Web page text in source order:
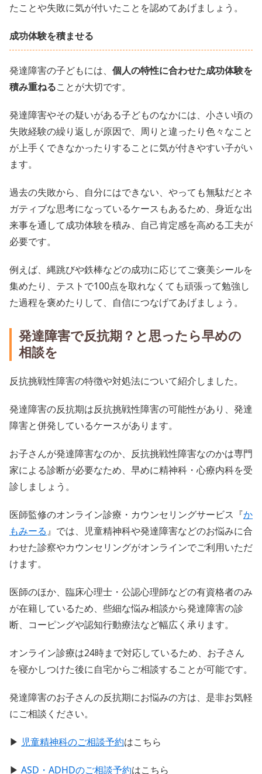
たことや失敗に気が付いたことを認めてあげましょう。
成功体験を積ませる
発達障害の子どもには、 個人の特性に合わせた成功体験を
積み重ねることが大切です。
発達障害やその疑いがある子どものなかには、小さい頃の
失敗経験の繰り返しが原因で、周りと違ったり色々なこと
が上手くできなかったりすることに気が付きやすい子がい
ます。
過去の失敗から、自分にはできない、やっても無駄だとネ
ガティブな思考になっているケースもあるため、身近な出
来事を通して成功体験を積み、自己肯定感を高める工夫が
必要です。
例えば、縄跳びや鉄棒などの成功に応じてご褒美シールを
集めたり、テストで100点を取れなくても頑張って勉強し
た過程を褒めたりして、自信につなげてあげましょう。
発達障害で反抗期？と思ったら早めの
相談を
反抗挑戦性障害の特徴や対処法について紹介しました。
発達障害の反抗期は反抗挑戦性障害の可能性があり、発達
障害と併発しているケースがあります。
お子さんが発達障害なのか、反抗挑戦性障害なのかは専門
家による診断が必要なため、早めに精神科・心療内科を受
診しましょう。
医師監修のオンライン診療・カウンセリングサービス『か
もみーる』では、児童精神科や発達障害などのお悩みに合
わせた診察やカウンセリングがオンラインでご利用いただ
けます。
医師のほか、臨床心理士・公認心理師などの有資格者のみ
が在籍しているため、些細な悩み相談から発達障害の診
断、コーピングや認知行動療法など幅広く承ります。
オンライン診療は24時まで対応しているため、お子さん
を寝かしつけた後に自宅からご相談することが可能です。
発達障害のお子さんの反抗期にお悩みの方は、是非お気軽
にご相談ください。
▶ 児童精神科のご相談予約はこちら
▶ ASD・ADHDのご相談予約はこちら